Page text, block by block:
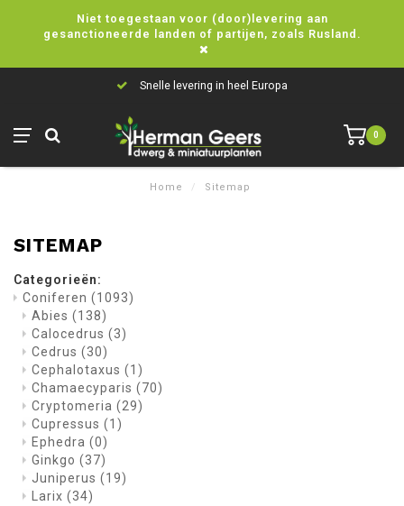
Niet toegestaan voor (door)levering aan
gesanctioneerde landen of partijen, zoals Rusland.
Snelle levering in heel Europa
0
Home / Sitemap
SITEMAP
Categorieën:
Coniferen (1093)
Abies (138)
Calocedrus (3)
Cedrus (30)
Cephalotaxus (1)
Chamaecyparis (70)
Cryptomeria (29)
Cupressus (1)
Ephedra (0)
Ginkgo (37)
Juniperus (19)
Larix (34)